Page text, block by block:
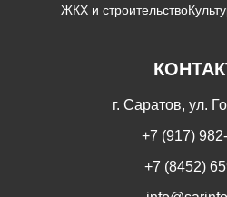
ЖКХ и строительство
г. Саратов, ул.
+7 (917)
+7 (8452)